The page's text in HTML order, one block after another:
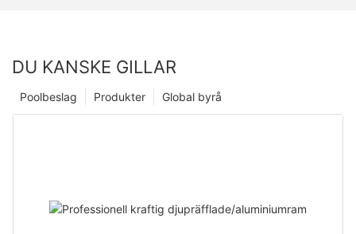
DU KANSKE GILLAR
Global byrå
Produkter
Poolbeslag